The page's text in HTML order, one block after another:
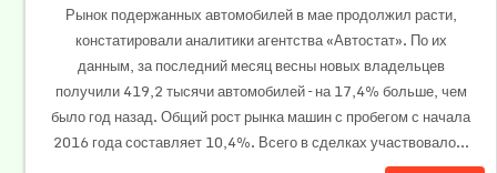
Рынок подержанных автомобилей в мае продолжил расти,
констатировали аналитики агентства «Автостат». По их
данным, за последний месяц весны новых владельцев
получили 419,2 тысячи автомобилей – на 17,4% больше, чем
было год назад. Общий рост рынка машин с пробегом с начала
2016 года составляет 10,4%. Всего в сделках участвовало...